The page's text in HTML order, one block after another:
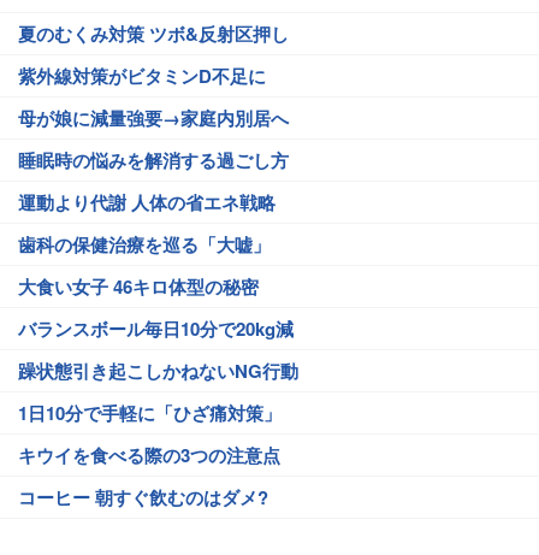
夏のむくみ対策 ツボ&反射区押し
紫外線対策がビタミンD不足に
母が娘に減量強要→家庭内別居へ
睡眠時の悩みを解消する過ごし方
運動より代謝 人体の省エネ戦略
歯科の保健治療を巡る「大嘘」
大食い女子 46キロ体型の秘密
バランスボール毎日10分で20kg減
躁状態引き起こしかねないNG行動
1日10分で手軽に「ひざ痛対策」
キウイを食べる際の3つの注意点
コーヒー 朝すぐ飲むのはダメ?